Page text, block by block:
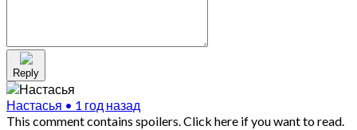
Reply
Настасья • 1 год назад
This comment contains spoilers.Click here if you want to read.